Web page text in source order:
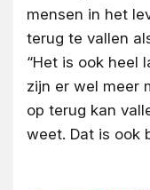
mensen in het
terug te vallen
“Het is ook heel
zijn er wel meer
op terug kan
weet. Dat is ook